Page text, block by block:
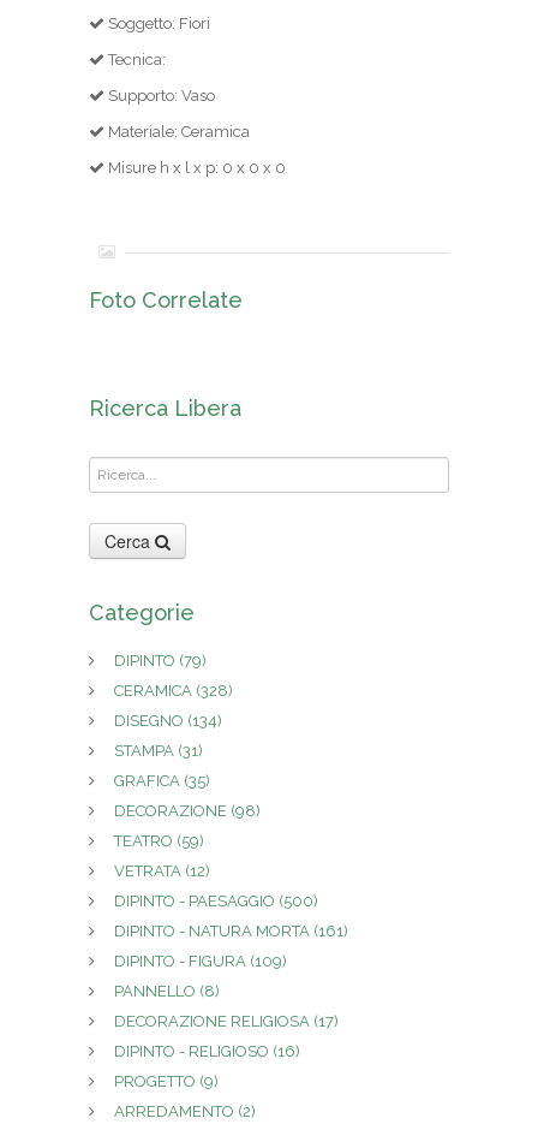
Soggetto: Fiori
Tecnica:
Supporto: Vaso
Materiale: Ceramica
Misure h x l x p: 0 x 0 x 0
Foto Correlate
Ricerca Libera
Cerca
Categorie
DIPINTO (79)
CERAMICA (328)
DISEGNO (134)
STAMPA (31)
GRAFICA (35)
DECORAZIONE (98)
TEATRO (59)
VETRATA (12)
DIPINTO - PAESAGGIO (500)
DIPINTO - NATURA MORTA (161)
DIPINTO - FIGURA (109)
PANNELLO (8)
DECORAZIONE RELIGIOSA (17)
DIPINTO - RELIGIOSO (16)
PROGETTO (9)
ARREDAMENTO (2)